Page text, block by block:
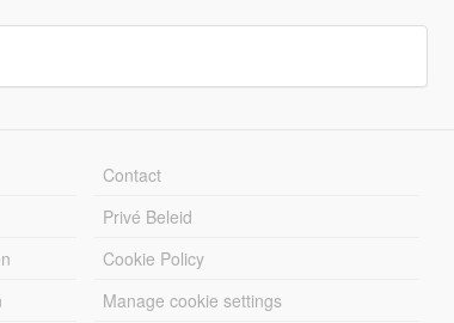
Contact
Privé Beleid
Cookie Policy
Manage cookie settings